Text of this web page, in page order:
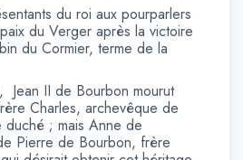
du roi aux pourparlers
du Verger après la victoire
du Cormier, terme de la
Jean II de Bourbon mourut
Charles, archevêque de
duché ; mais Anne de
Pierre de Bourbon, frère